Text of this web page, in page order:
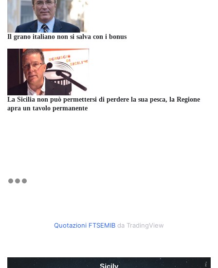
Il grano italiano non si salva con i bonus
La Sicilia non può permettersi di perdere la sua pesca, la Regione
apra un tavolo permanente
Quotazioni FTSEMIB da TradingView